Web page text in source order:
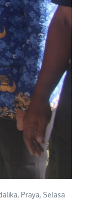
Praya, Selasa